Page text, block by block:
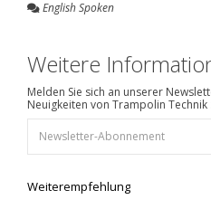
English Spoken
Weitere
Melden Sie sich an unserer
Neuigkeiten von Trampolin Technik
Weiterempfehlung